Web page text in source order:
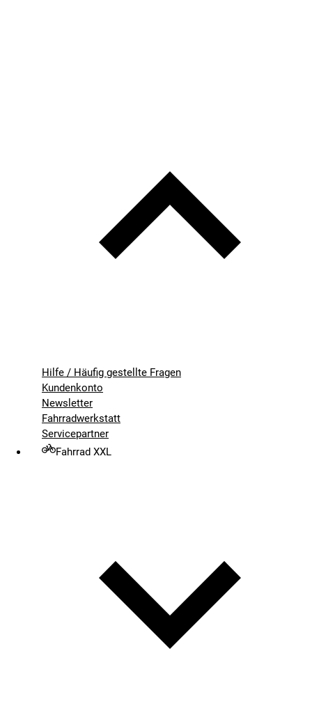
Hilfe / Häufig gestellte Fragen
Kundenkonto
Newsletter
Fahrradwerkstatt
Servicepartner
Fahrrad XXL